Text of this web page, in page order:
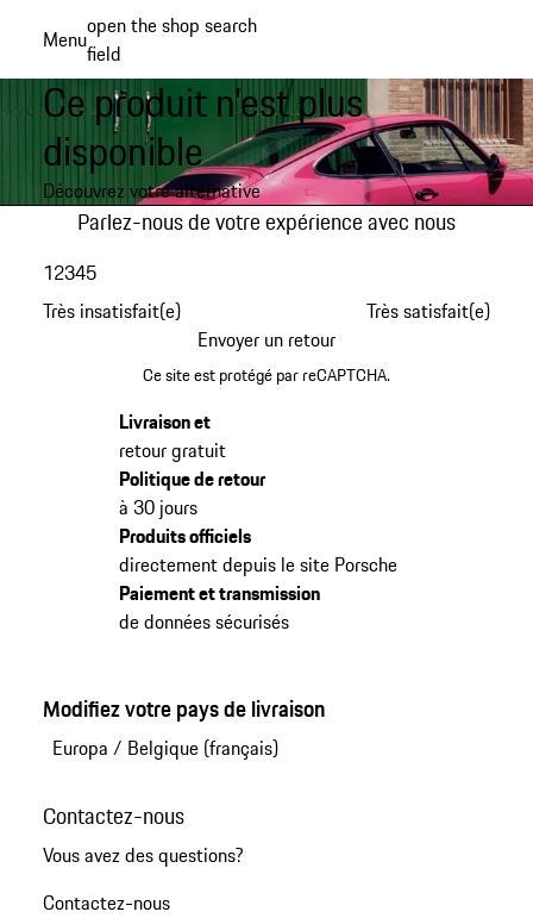
contenu
principal
Menuopen the shop search
field
Ce produit n'est plus
disponible
Découvrez votre alternative
Parlez-nous de votre expérience avec nous
Très insatisfait(e)
12345
Très satisfait(e)
Envoyer un retour
Ce site est protégé par reCAPTCHA.
Livraison et
retour gratuit
Politique de retour
à 30 jours
Produits officiels
directement depuis le site Porsche
Paiement et transmission
de données sécurisés
Modifiez votre pays de livraison
Europa / Belgique (français)
Contactez-nous
Vous avez des questions?
Contactez-nous